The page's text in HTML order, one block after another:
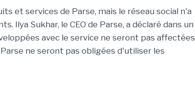
et services de Parse, mais le réseau social n'a
Ilya Sukhar, le CEO de Parse, a déclaré dans un
avec le service ne seront pas affectées
ne seront pas obligées d'utiliser les